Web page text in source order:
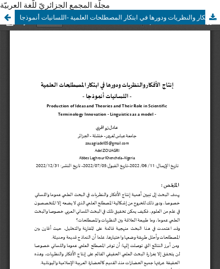
مجلّة المجمع الجزائريّ للّغة العربيّة
إنتاج الأفكار والنظريات ودورها في ابتكار المصطلحات العلمية -اللسانيات أنموذجا-